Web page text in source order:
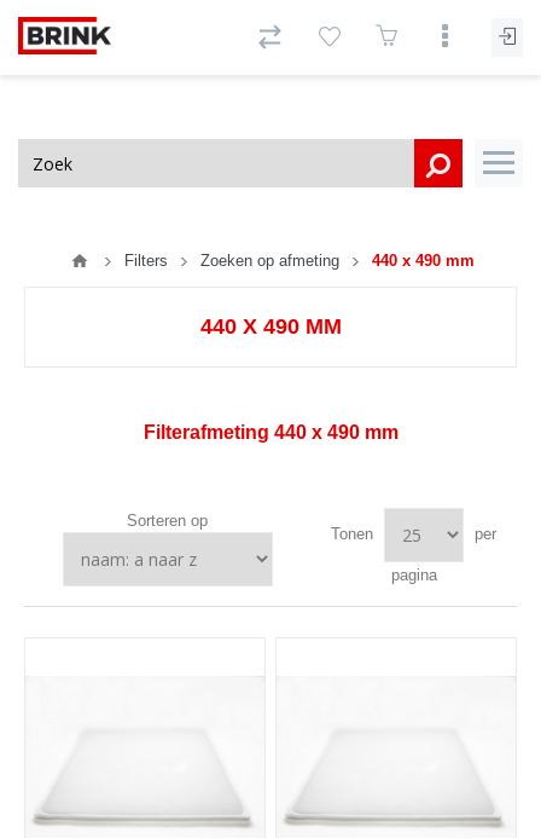
Filters Zoeken op afmeting 440 x 490 mm
440 X 490 MM
Filterafmeting 440 x 490 mm
Sorteren op
Tonen per
pagina